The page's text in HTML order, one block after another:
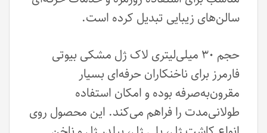
سالن‌های زیبایی تبدیل کرده است.
حجم ۳۰ میلی‌لیتری لاک ژل مشکی بیوتی
فارمرز برای ناخنکاران حرفه‌ای بسیار
مقرون‌به‌صرفه بوده و امکان استفاده
طولانی‌مدت را فراهم می‌کند. این محصول روی